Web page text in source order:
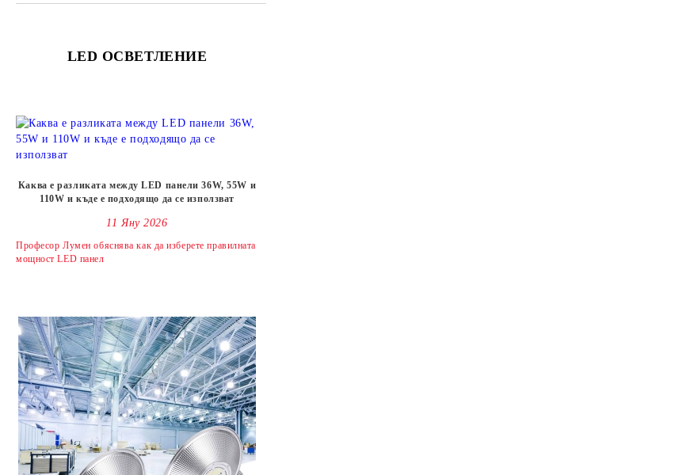
LED ОСВЕТЛЕНИЕ
Каква е разликата между LED панели 36W, 55W и
110W и къде е подходящо да се използват
11 Яну 2026
Професор Лумен обяснява как да изберете правилната
мощност LED панел